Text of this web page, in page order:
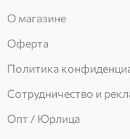
О магазине
Оферта
Политика
Сотрудничество и
Опт / Юрлица